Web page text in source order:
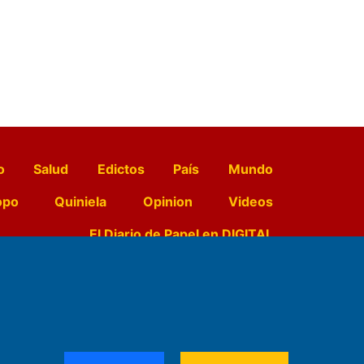
Salud Edictos País
Mundo
Quiniela Opinion
Videos
El Diario de Papel en DIGITAL